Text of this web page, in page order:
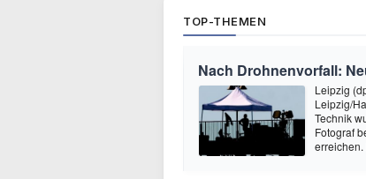
TOP-THEMEN
Nach Drohnenvorfall:
Leipzig
Leipzig/
Technik
Fotograf